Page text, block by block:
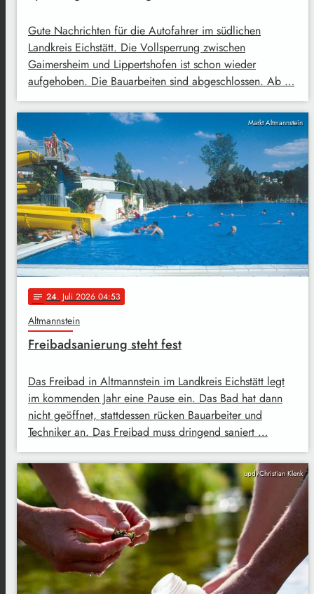
Gute Nachrichten für die Autofahrer im südlichen
Landkreis Eichstätt. Die Vollsperrung zwischen
Gaimersheim und Lippertshofen ist schon wieder
aufgehoben. Die Bauarbeiten sind abgeschlossen. Ab …
Markt Altmannstein
notes 24. Juli 2026 04:53
Altmannstein
Freibadsanierung steht fest
Das Freibad in Altmannstein im Landkreis Eichstätt legt
im kommenden Jahr eine Pause ein. Das Bad hat dann
nicht geöffnet, stattdessen rücken Bauarbeiter und
Techniker an. Das Freibad muss dringend saniert …
upd/Christian Klenk